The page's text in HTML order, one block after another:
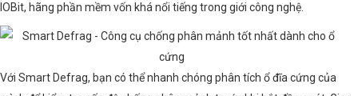
IOBit, hãng phần mềm vốn khá nổi tiếng trong giới công nghệ.
Với Smart Defrag, bạn có thể nhanh chóng phân tích ổ đĩa cứng của